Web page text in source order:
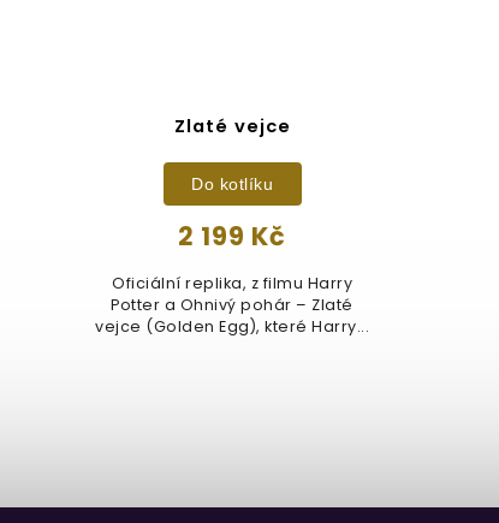
Zlaté vejce
2 199 Kč
Do kotlíku
Oficiální replika, z filmu Harry
Potter a Ohnivý pohár – Zlaté
vejce (Golden Egg), které Harry...